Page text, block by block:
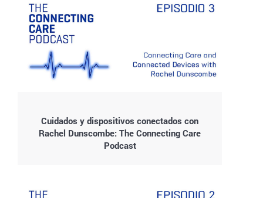
Cuidados y dispositivos conectados con
Rachel Dunscombe: The Connecting Care
Podcast